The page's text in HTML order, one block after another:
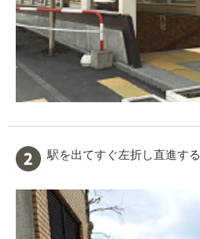
駅を出てすぐ左折し直進する